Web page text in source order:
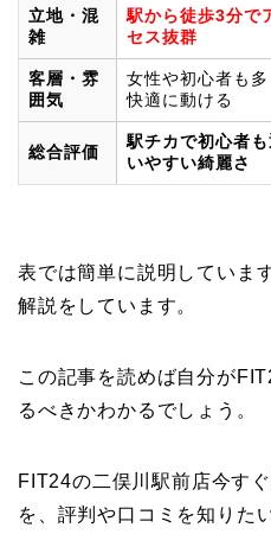
立地・混
雑
駅から徒歩3分で
セス抜群
客層・雰
囲気
女性や初心者も多
快適に動ける
総合評価
駅チカで初心者も
いやすい綺麗さ
表では簡単に説明していま
解説をしています。
この記事を読めば自分が
るべきかわかるでしょう。
FIT24の二俣川駅前店今す
を、評判や口コミを知りた